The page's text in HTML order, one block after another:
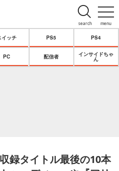
menu
search
イッチ PS5 PS4
PC 配信者
インサイドちゃ
ん
録タイトル最後の10本